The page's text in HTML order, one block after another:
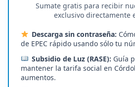
Sumate gratis para recibir
exclusivo directamente
Descarga sin contraseña:
de EPEC rápido usando sólo tu
Subsidio de Luz (RASE): Guía
mantener la tarifa social en
aumentos.